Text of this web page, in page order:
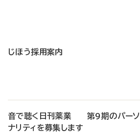
じほう採用案内
音で聴く日刊薬業 第9期のパーソ
ナリティを募集します